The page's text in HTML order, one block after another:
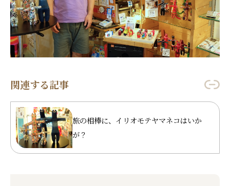
関連する記事
旅の相棒に、イリオモテヤマネコはいか
が？